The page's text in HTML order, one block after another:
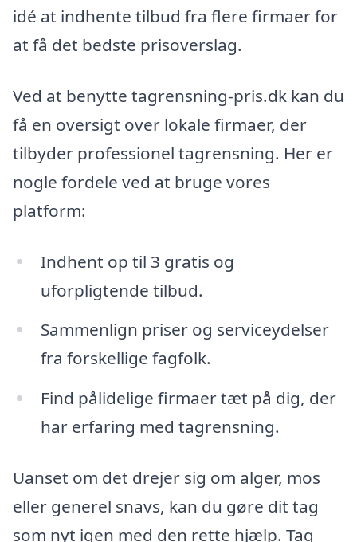
idé at indhente tilbud fra flere firmaer for
at få det bedste prisoverslag.
Ved at benytte tagrensning-pris.dk kan du
få en oversigt over lokale firmaer, der
tilbyder professionel tagrensning. Her er
nogle fordele ved at bruge vores
platform:
Indhent op til 3 gratis og
uforpligtende tilbud.
Sammenlign priser og serviceydelser
fra forskellige fagfolk.
Find pålidelige firmaer tæt på dig, der
har erfaring med tagrensning.
Uanset om det drejer sig om alger, mos
eller generel snavs, kan du gøre dit tag
som nyt igen med den rette hjælp. Tag